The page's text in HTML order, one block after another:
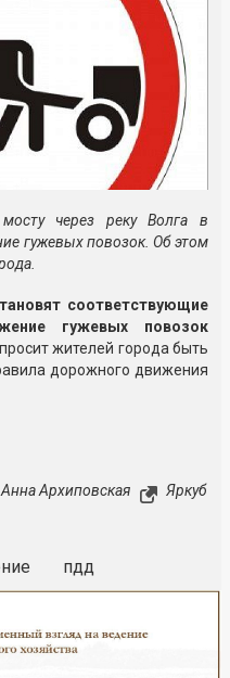
через реку Волга в
гужевых повозок. Об этом
соответствующие
гужевых повозок
жителей города быть
дорожного движения
Анна Архиповская Яркуб
пдд